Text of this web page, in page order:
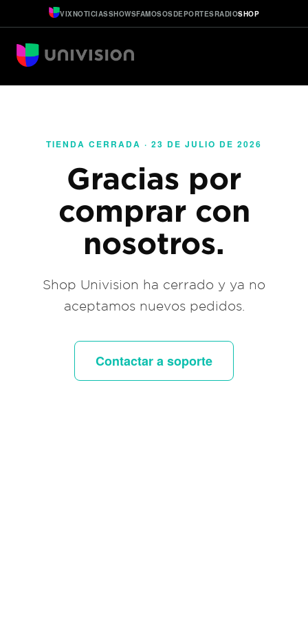
VIXNOTICIASSHOWSFAMOSOSDEPORTESRADIOSHOP
TIENDA CERRADA · 23 DE JULIO DE 2026
Gracias por
comprar con
nosotros.
Shop Univision ha cerrado y ya no
aceptamos nuevos pedidos.
Contactar a soporte